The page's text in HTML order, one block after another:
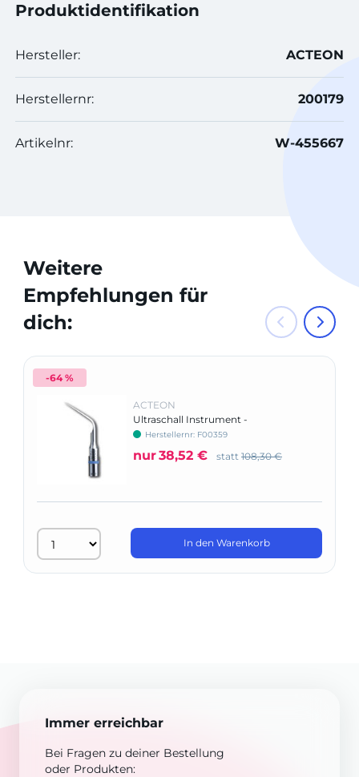
Produktidentifikation
Hersteller: ACTEON
Herstellernr: 200179
Artikelnr: W-455667
Weitere
Empfehlungen für
dich:
-64 %
ACTEON
Ultraschall Instrument -
Zahnsteinentfernung
Herstellernr: F00359
nur38,52 € statt 108,30 €
In den Warenkorb
Immer erreichbar
Bei Fragen zu deiner Bestellung
oder Produkten: